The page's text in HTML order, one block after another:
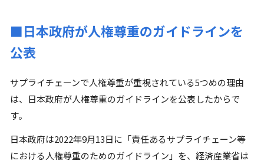
■日本政府が人権尊重のガイドラインを
公表
サプライチェーンで人権尊重が重視されている5つめの理由
は、 日本政府が人権尊重のガイドラインを公表したからで
す。
日本政府は2022年9月13日に「責任あるサプライチェーン等
における人権尊重のためのガイドライン」を、経済産業省は